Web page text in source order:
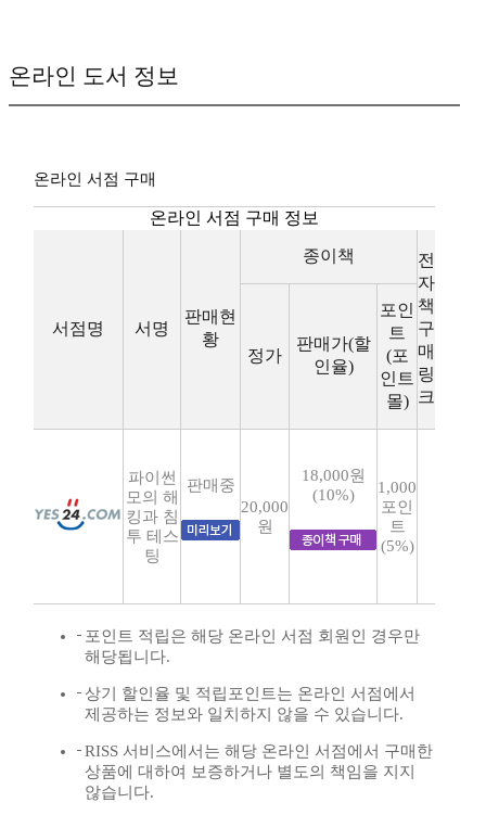
온라인 도서 정보
온라인 서점 구매
온라인 서점 구매 정보
서점명 서명
판매현
황
종이책
전
자
책
구
매
링
크
정가
판매가(할
인율)
포인
트
(포
인트
몰)
파이썬
모의 해
킹과 침
투 테스
팅
판매중
20,000
원
18,000원
(10%)
1,000
포인
트
(5%)
포인트 적립은 해당 온라인 서점 회원인 경우만
해당됩니다.
상기 할인율 및 적립포인트는 온라인 서점에서
제공하는 정보와 일치하지 않을 수 있습니다.
RISS 서비스에서는 해당 온라인 서점에서 구매한
상품에 대하여 보증하거나 별도의 책임을 지지
않습니다.